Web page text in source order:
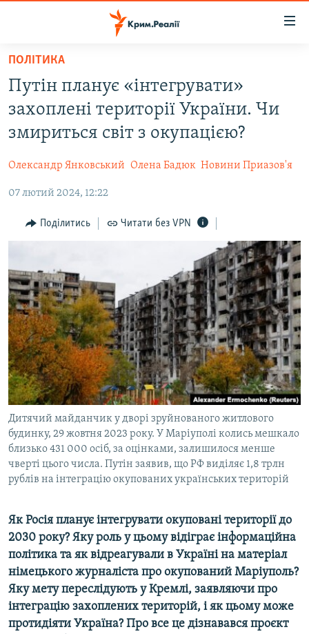
Перейти
основного
матеріалу
до
основної
Перейти
пошуку
ВОДА.КРИМ
БЛОГИ
ПОГЛЯД
ІНТЕРВ'Ю
СПЕЦПРОЕКТИ
ДЕПОРТАЦІЯ
ВІДЕОУРОКИ «ELIFBE»
СВІДЧЕННЯ ОКУПАЦІЇ
УКРАЇНСЬКА ПРОБЛЕМА КРИМУ
ІНФОГРАФІКА
ЯК ОБІЙТИ БЛОКУВАННЯ
Русский
Qırımtatar
ДОЛУЧАЙСЯ!
Усі сайти RFE/RL
ПОЛІТИКА
Путін планує «інтегрувати»
захоплені території України. Чи
змириться світ з окупацією?
Олександр Янковський Олена Бадюк Новини Приазов'я
07 лютий 2024, 12:22
Поділитись Читати без VPN
Дитячий майданчик у дворі зруйнованого житлового
будинку, 29 жовтня 2023 року. У Маріуполі колись мешкало
близько 431 000 осіб, за оцінками, залишилося менше
чверті цього числа. Путін заявив, що РФ виділяє 1,8 трлн
рублів на інтеграцію окупованих українських територій
Як Росія планує інтегрувати окуповані території до
2030 року? Яку роль у цьому відіграє інформаційна
політика та як відреагували в Україні на матеріал
німецького журналіста про окупований Маріуполь?
Яку мету переслідують у Кремлі, заявляючи про
інтеграцію захоплених територій, і як цьому може
протидіяти Україна? Про все це дізнавався проєкт